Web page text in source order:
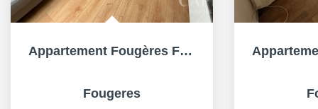
Appartement Fougères Forum 4 pièce(s)- (83.42m² hab)- 3...
Fougeres